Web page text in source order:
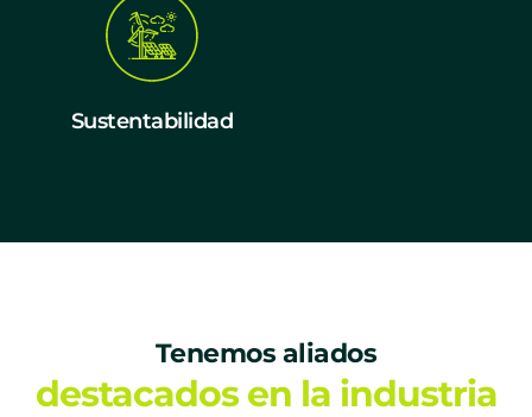
Sustentabilidad
Tenemos aliados
destacados en la industria